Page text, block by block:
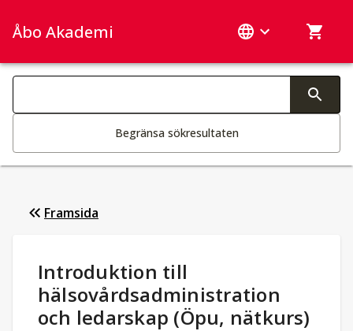
Åbo Akademi
Sök­kategorier
Begränsa sökresultaten
Framsida
Studieuppgifter
Introduktion till
hälsovårdsadministration
och ledarskap (Öpu, nätkurs)